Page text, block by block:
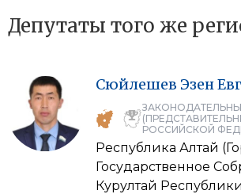
Депутаты того же
Сюйлешев Эзен
РОССИЙСКОЙ
Республика Алтай
Государственное
Курултай